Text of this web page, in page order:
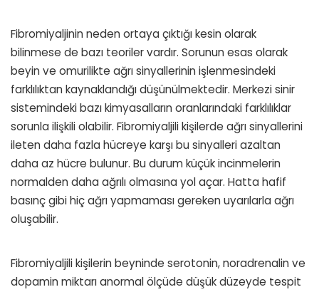
Fibromiyaljinin neden ortaya çıktığı kesin olarak
bilinmese de bazı teoriler vardır. Sorunun esas olarak
beyin ve omurilikte ağrı sinyallerinin işlenmesindeki
farklılıktan kaynaklandığı düşünülmektedir. Merkezi sinir
sistemindeki bazı kimyasalların oranlarındaki farklılıklar
sorunla ilişkili olabilir. Fibromiyaljili kişilerde ağrı sinyallerini
ileten daha fazla hücreye karşı bu sinyalleri azaltan
daha az hücre bulunur. Bu durum küçük incinmelerin
normalden daha ağrılı olmasına yol açar. Hatta hafif
basınç gibi hiç ağrı yapmaması gereken uyarılarla ağrı
oluşabilir.
Fibromiyaljili kişilerin beyninde serotonin, noradrenalin ve
dopamin miktarı anormal ölçüde düşük düzeyde tespit